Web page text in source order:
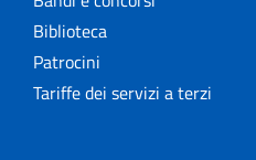
Biblioteca
Patrocini
Tariffe dei servizi a terzi